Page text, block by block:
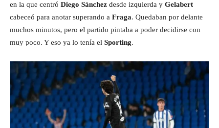
en la que centró Diego Sánchez desde izquierda y Gelabert
cabeceó para anotar superando a Fraga. Quedaban por delante
muchos minutos, pero el partido pintaba a poder decidirse con
muy poco. Y eso ya lo tenía el Sporting.